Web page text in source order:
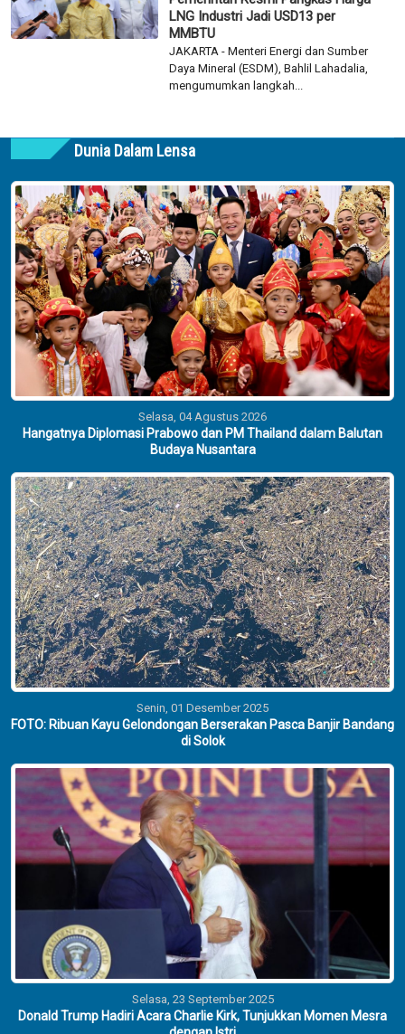
LNG Industri Jadi USD13 per
MMBTU
JAKARTA - Menteri Energi dan Sumber
Daya Mineral (ESDM), Bahlil Lahadalia,
mengumumkan langkah...
Dunia Dalam Lensa
Selasa, 04 Agustus 2026
Hangatnya Diplomasi Prabowo dan PM Thailand dalam Balutan
Budaya Nusantara
Senin, 01 Desember 2025
FOTO: Ribuan Kayu Gelondongan Berserakan Pasca Banjir Bandang
di Solok
Selasa, 23 September 2025
Donald Trump Hadiri Acara Charlie Kirk, Tunjukkan Momen Mesra